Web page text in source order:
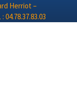
Herriot –
04.78.37.83.03